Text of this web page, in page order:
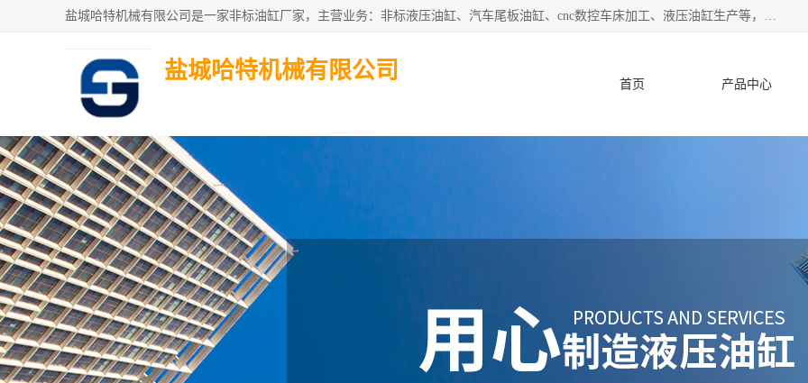
盐城哈特机械有限公司是一家非标油缸厂家，主营业务：非标液压油缸、汽车尾板油缸、cnc数控车床加工、液压油缸生产等，公司已通过了 ISO9000 质、量管理体系认证和 ISO14001、环境管理体系认证,力求成为一家以技术实力著称的多元化机械制造企业。
盐城哈特机械有限公司
首页 产品中心